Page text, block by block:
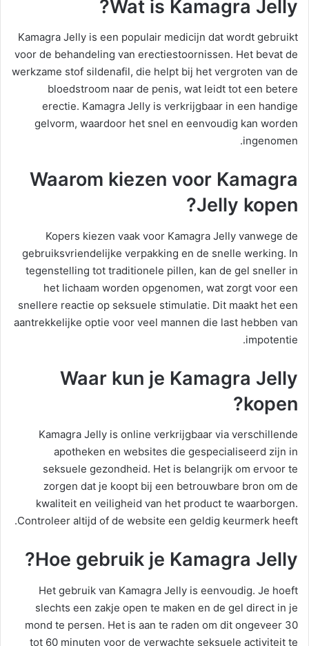
Wat is Kamagra Jelly?
Kamagra Jelly is een populair medicijn dat wordt gebruikt
voor de behandeling van erectiestoornissen. Het bevat de
werkzame stof sildenafil, die helpt bij het vergroten van de
bloedstroom naar de penis, wat leidt tot een betere
erectie. Kamagra Jelly is verkrijgbaar in een handige
gelvorm, waardoor het snel en eenvoudig kan worden
ingenomen.
Waarom kiezen voor Kamagra
Jelly kopen?
Kopers kiezen vaak voor Kamagra Jelly vanwege de
gebruiksvriendelijke verpakking en de snelle werking. In
tegenstelling tot traditionele pillen, kan de gel sneller in
het lichaam worden opgenomen, wat zorgt voor een
snellere reactie op seksuele stimulatie. Dit maakt het een
aantrekkelijke optie voor veel mannen die last hebben van
impotentie.
Waar kun je Kamagra Jelly
kopen?
Kamagra Jelly is online verkrijgbaar via verschillende
apotheken en websites die gespecialiseerd zijn in
seksuele gezondheid. Het is belangrijk om ervoor te
zorgen dat je koopt bij een betrouwbare bron om de
kwaliteit en veiligheid van het product te waarborgen.
Controleer altijd of de website een geldig keurmerk heeft.
Hoe gebruik je Kamagra Jelly?
Het gebruik van Kamagra Jelly is eenvoudig. Je hoeft
slechts een zakje open te maken en de gel direct in je
mond te persen. Het is aan te raden om dit ongeveer 30
tot 60 minuten voor de verwachte seksuele activiteit te